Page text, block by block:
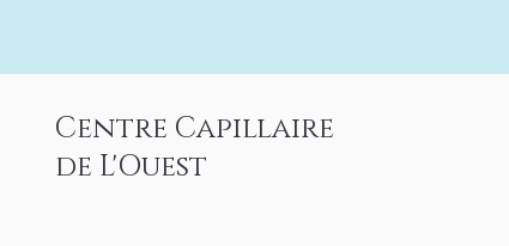
Centre Capillaire
de L'Ouest